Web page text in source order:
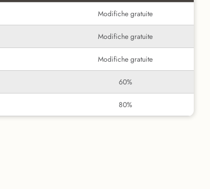
Modifiche gratuite
Modifiche gratuite
Modifiche gratuite
60%
80%